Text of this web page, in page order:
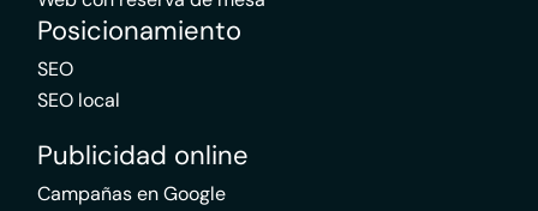
Posicionamiento
SEO
SEO local
Publicidad online
Campañas en Google